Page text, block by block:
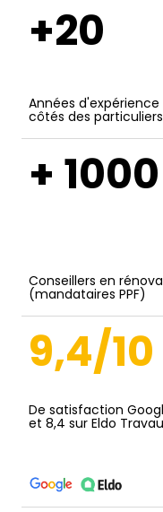
+20
Années d'expérience
côtés des particuliers
+ 1000
Conseillers en
(mandataires PPF)
9,4/10
De satisfaction
et 8,4 sur Eldo